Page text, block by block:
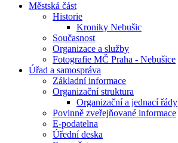
Městská část
Historie
Kroniky Nebušic
Současnost
Organizace a služby
Fotografie MČ Praha - Nebušice
Úřad a samospráva
Základní informace
Organizační struktura
Organizační a jednací řády
Povinně zveřejňované informace
E-podatelna
Úřední deska